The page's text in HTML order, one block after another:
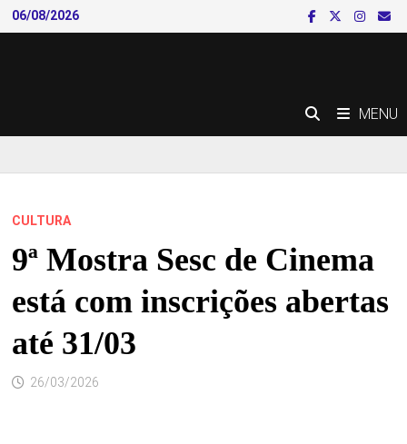
Skip
to
06/08/2026
MENU
CULTURA
9ª Mostra Sesc de Cinema
está com inscrições abertas
até 31/03
26/03/2026